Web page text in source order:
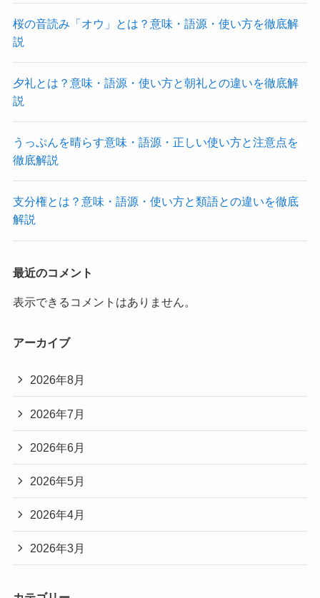
桜の音読み「オウ」とは？意味・語源・使い方を徹底解
説
夕礼とは？意味・語源・使い方と朝礼との違いを徹底解
説
うっぷんを晴らす意味・語源・正しい使い方と注意点を
徹底解説
支分権とは？意味・語源・使い方と類語との違いを徹底
解説
最近のコメント
表示できるコメントはありません。
アーカイブ
2026年8月
2026年7月
2026年6月
2026年5月
2026年4月
2026年3月